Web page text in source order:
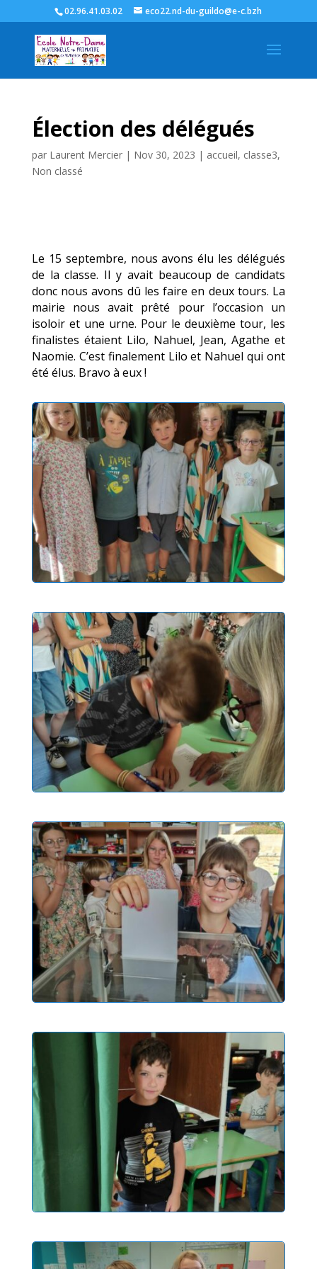
02.96.41.03.02 eco22.nd-du-guildo@e-c.bzh
Élection des délégués
par Laurent Mercier| Nov 30, 2023 | accueil, classe3,
Non classé
Le 15 septembre, nous avons élu les délégués
de la classe. Il y avait beaucoup de candidats
donc nous avons dû les faire en deux tours. La
mairie nous avait prêté pour l’occasion un
isoloir et une urne. Pour le deuxième tour, les
finalistes étaient Lilo, Nahuel, Jean, Agathe et
Naomie. C’est finalement Lilo et Nahuel qui ont
été élus. Bravo à eux !